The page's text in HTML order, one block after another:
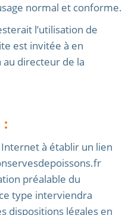
normal et conforme.
l’utilisation de
est invitée à en
directeur de la
:
à établir un lien
préalable du
type interviendra
dispositions légales en